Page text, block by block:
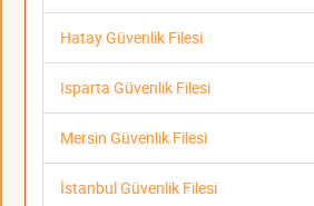
Hatay Güvenlik Filesi
Isparta Güvenlik Filesi
Mersin Güvenlik Filesi
İstanbul Güvenlik Filesi